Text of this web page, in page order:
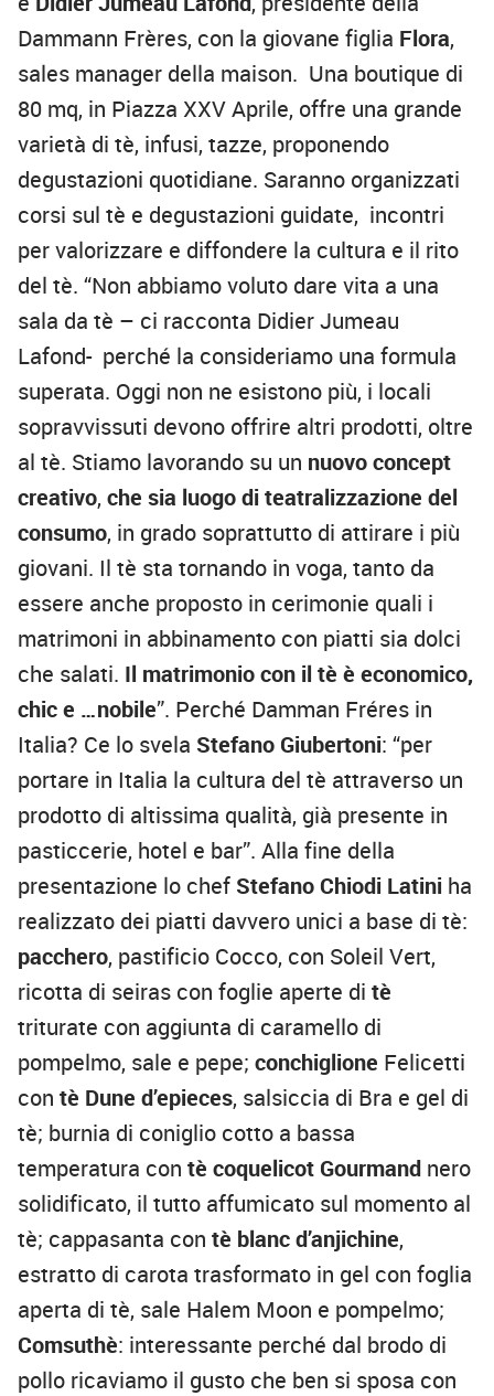
Dammann Frères, con la giovane figlia Flora,
sales manager della maison. Una boutique di
80 mq, in Piazza XXV Aprile, offre una grande
varietà di tè, infusi, tazze, proponendo
degustazioni quotidiane. Saranno organizzati
corsi sul tè e degustazioni guidate, incontri
per valorizzare e diffondere la cultura e il rito
del tè. “Non abbiamo voluto dare vita a una
sala da tè – ci racconta Didier Jumeau
Lafond- perché la consideriamo una formula
superata. Oggi non ne esistono più, i locali
sopravvissuti devono offrire altri prodotti, oltre
al tè. Stiamo lavorando su un nuovo concept
creativo, che sia luogo di teatralizzazione del
consumo, in grado soprattutto di attirare i più
giovani. Il tè sta tornando in voga, tanto da
essere anche proposto in cerimonie quali i
matrimoni in abbinamento con piatti sia dolci
che salati. Il matrimonio con il tè è economico,
chic e …nobile”. Perché Damman Fréres in
Italia? Ce lo svela Stefano Giubertoni: “per
portare in Italia la cultura del tè attraverso un
prodotto di altissima qualità, già presente in
pasticcerie, hotel e bar”. Alla fine della
presentazione lo chef Stefano Chiodi Latini ha
realizzato dei piatti davvero unici a base di tè:
pacchero, pastificio Cocco, con Soleil Vert,
ricotta di seiras con foglie aperte di tè
triturate con aggiunta di caramello di
pompelmo, sale e pepe; conchiglione Felicetti
con tè Dune d’epieces, salsiccia di Bra e gel di
tè; burnia di coniglio cotto a bassa
temperatura con tè coquelicot Gourmand nero
solidificato, il tutto affumicato sul momento al
tè; cappasanta con tè blanc d’anjichine,
estratto di carota trasformato in gel con foglia
aperta di tè, sale Halem Moon e pompelmo;
Comsuthè: interessante perché dal brodo di
pollo ricaviamo il gusto che ben si sposa con